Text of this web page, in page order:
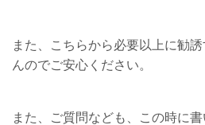
また、こちらから必要以上に勧
んのでご安心ください。
また、ご質問なども、この時に